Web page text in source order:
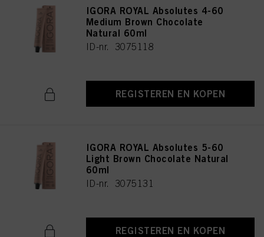
IGORA ROYAL Absolutes 4-60
Medium Brown Chocolate
Natural 60ml
ID-nr. 3075118
REGISTEREN EN KOPEN
IGORA ROYAL Absolutes 5-60
Light Brown Chocolate Natural
60ml
ID-nr. 3075131
REGISTEREN EN KOPEN